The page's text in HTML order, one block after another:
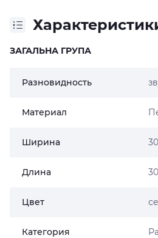
ЗАГАЛЬНА ГРУПА
Разновидность
Материал
Ширина
Длина
Цвет
Категория